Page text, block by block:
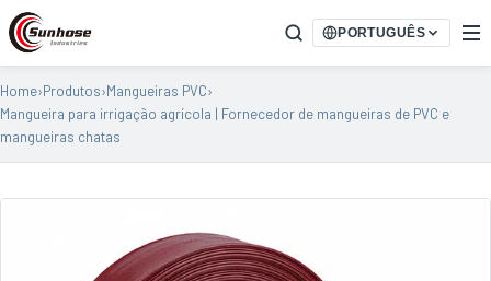
PORTUGUÊS
Home›Produtos›Mangueiras PVC›
Mangueira para irrigação agrícola | Fornecedor de mangueiras de PVC e
mangueiras chatas